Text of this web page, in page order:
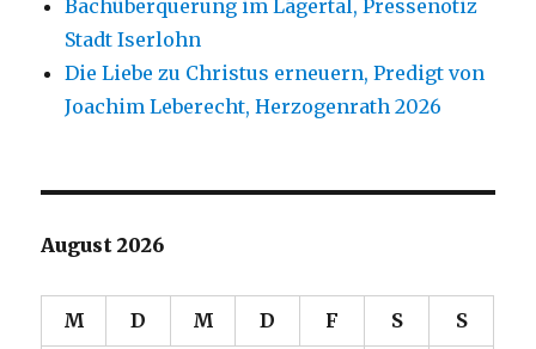
Bachüberquerung im Lägertal, Pressenotiz
Stadt Iserlohn
Die Liebe zu Christus erneuern, Predigt von
Joachim Leberecht, Herzogenrath 2026
August 2026
M D M D F S S